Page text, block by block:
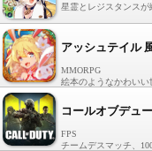
星霊とレジスタンス
アッシュテイル
MMORPG
絵本のようなかわい
コールオブデュ
FPS
チームデスマッチ、